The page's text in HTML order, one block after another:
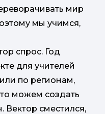
мир
мы учимся,
спрос. Год
для учителей
по регионам,
можем создать
Вектор сместился,